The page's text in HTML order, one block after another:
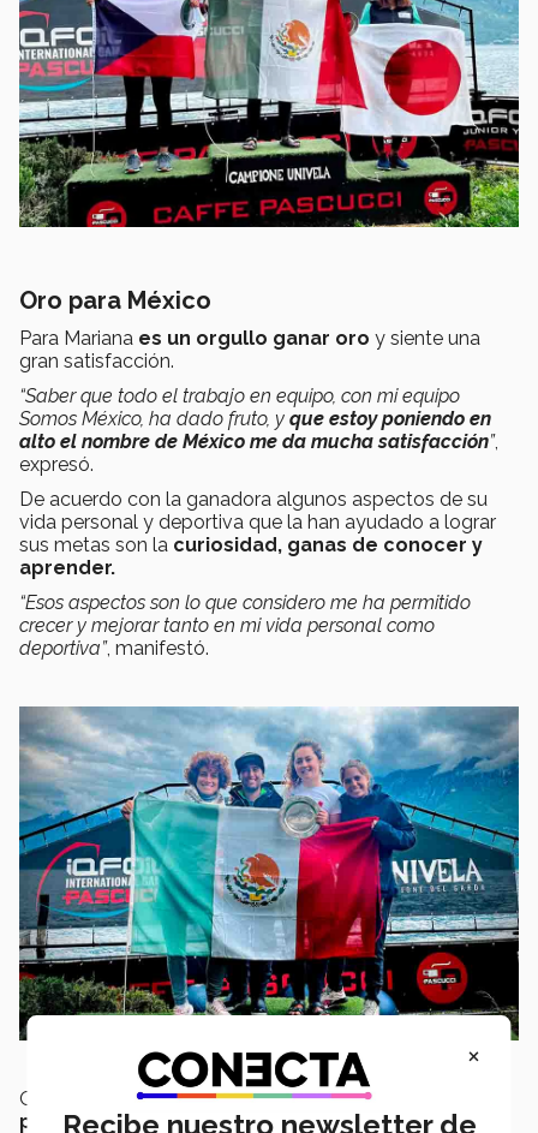
Oro para México
Para Mariana es un orgullo ganar oro y siente una
gran satisfacción.
“Saber que todo el trabajo en equipo, con mi equipo
Somos México, ha dado fruto, y que estoy poniendo en
alto el nombre de México me da mucha satisfacción”,
expresó.
De acuerdo con la ganadora algunos aspectos de su
vida personal y deportiva que la han ayudado a lograr
sus metas son la curiosidad, ganas de conocer y
aprender.
“Esos aspectos son lo que considero me ha permitido
crecer y mejorar tanto en mi vida personal como
deportiva”, manifestó.
Otro aspecto que mencionó fue ladeterminación
perseverancia para lograr cualquier meta u objetivo.
×
Recibe nuestro newsletter de